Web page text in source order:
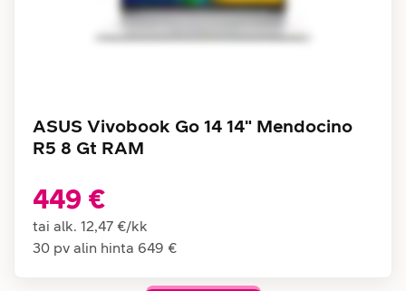
ASUS Vivobook Go 14 14" Mendocino
R5 8 Gt RAM
449 €
tai alk. 12,47 €/kk
30 pv alin hinta 649 €